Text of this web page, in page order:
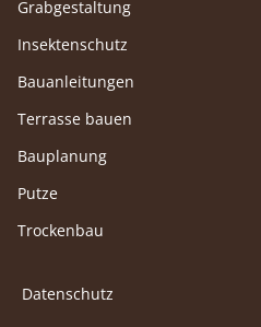
Grabgestaltung
Insektenschutz
Bauanleitungen
Terrasse bauen
Bauplanung
Putze
Trockenbau
Datenschutz